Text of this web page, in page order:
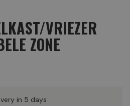
VRIEZER
ZONE
in 5 days